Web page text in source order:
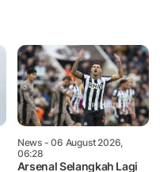
News- 06 August 2026,
06:28
Arsenal Selangkah Lagi